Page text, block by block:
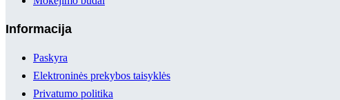
Informacija
Paskyra
Elektroninės prekybos taisyklės
Privatumo politika